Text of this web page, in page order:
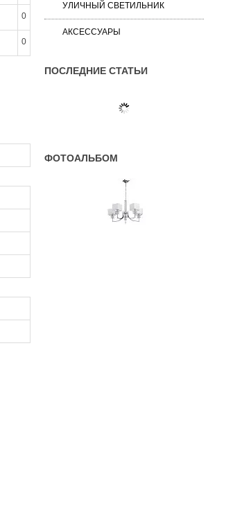
УЛИЧНЫЙ СВЕТИЛЬНИК
АКСЕССУАРЫ
ПОСЛЕДНИЕ СТАТЬИ
ФОТОАЛЬБОМ
0
0